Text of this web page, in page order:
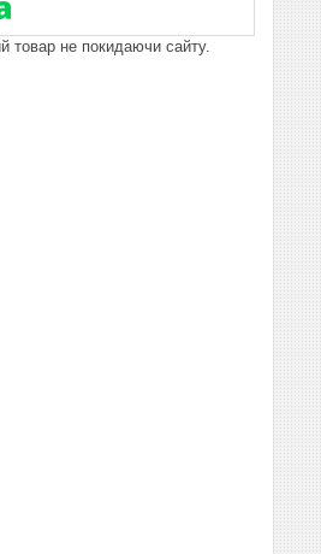
товар не покидаючи сайту.